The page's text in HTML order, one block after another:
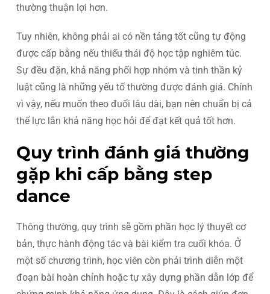
thường thuận lợi hơn.
Tuy nhiên, không phải ai có nền tảng tốt cũng tự động
được cấp bằng nếu thiếu thái độ học tập nghiêm túc.
Sự đều đặn, khả năng phối hợp nhóm và tinh thần kỷ
luật cũng là những yếu tố thường được đánh giá. Chính
vì vậy, nếu muốn theo đuổi lâu dài, bạn nên chuẩn bị cả
thể lực lẫn khả năng học hỏi để đạt kết quả tốt hơn.
Quy trình đánh giá thường
gặp khi cấp bằng step
dance
Thông thường, quy trình sẽ gồm phần học lý thuyết cơ
bản, thực hành động tác và bài kiểm tra cuối khóa. Ở
một số chương trình, học viên còn phải trình diễn một
đoạn bài hoàn chỉnh hoặc tự xây dựng phần dẫn lớp để